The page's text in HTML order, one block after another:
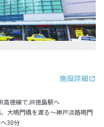
施設詳細
高徳線でJR徳島駅へ
大鳴門橋を渡る～神戸淡路鳴門
30分